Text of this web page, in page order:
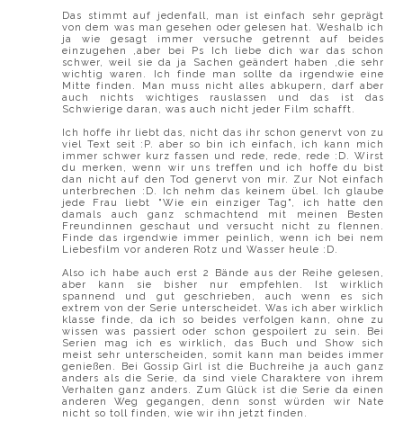
Das stimmt auf jedenfall, man ist einfach sehr geprägt
von dem was man gesehen oder gelesen hat. Weshalb ich
ja wie gesagt immer versuche getrennt auf beides
einzugehen ,aber bei Ps Ich liebe dich war das schon
schwer, weil sie da ja Sachen geändert haben ,die sehr
wichtig waren. Ich finde man sollte da irgendwie eine
Mitte finden. Man muss nicht alles abkupern, darf aber
auch nichts wichtiges rauslassen und das ist das
Schwierige daran, was auch nicht jeder Film schafft.
Ich hoffe ihr liebt das, nicht das ihr schon genervt von zu
viel Text seit :P. aber so bin ich einfach, ich kann mich
immer schwer kurz fassen und rede, rede, rede :D. Wirst
du merken, wenn wir uns treffen und ich hoffe du bist
dan nicht auf den Tod genervt von mir. Zur Not einfach
unterbrechen :D. Ich nehm das keinem übel. Ich glaube
jede Frau liebt "Wie ein einziger Tag", ich hatte den
damals auch ganz schmachtend mit meinen Besten
Freundinnen geschaut und versucht nicht zu flennen.
Finde das irgendwie immer peinlich, wenn ich bei nem
Liebesfilm vor anderen Rotz und Wasser heule :D.
Also ich habe auch erst 2 Bände aus der Reihe gelesen,
aber kann sie bisher nur empfehlen. Ist wirklich
spannend und gut geschrieben, auch wenn es sich
extrem von der Serie unterscheidet. Was ich aber wirklich
klasse finde, da ich so beides verfolgen kann, ohne zu
wissen was passiert oder schon gespoilert zu sein. Bei
Serien mag ich es wirklich, das Buch und Show sich
meist sehr unterscheiden, somit kann man beides immer
genießen. Bei Gossip Girl ist die Buchreihe ja auch ganz
anders als die Serie, da sind viele Charaktere von ihrem
Verhalten ganz anders. Zum Glück ist die Serie da einen
anderen Weg gegangen, denn sonst würden wir Nate
nicht so toll finden, wie wir ihn jetzt finden.